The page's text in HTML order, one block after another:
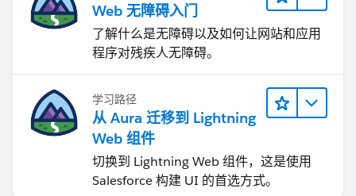
Web 无障碍入门
了解什么是无障碍以及如何让网站和应用
程序对残疾人无障碍。
学习路径
从 Aura 迁移到 Lightning
Web 组件
切换到 Lightning Web 组件，这是使用
Salesforce 构建 UI 的首选方式。